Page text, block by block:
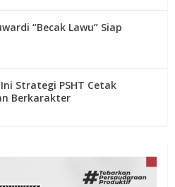
“Becak Lawu” Siap
Strategi PSHT Cetak
Berkarakter